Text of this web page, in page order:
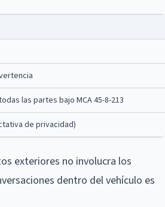
las partes bajo MCA 45-8-213
de privacidad)
exteriores no involucra los
dentro del vehículo es